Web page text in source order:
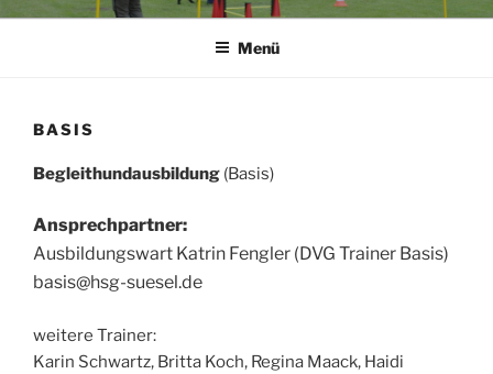
Menü
BASIS
Begleithundausbildung (Basis)
Ansprechpartner:
Ausbildungswart Katrin Fengler (DVG Trainer Basis)
basis@hsg-suesel.de
weitere Trainer:
Karin Schwartz, Britta Koch, Regina Maack, Haidi